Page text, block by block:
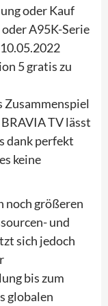
oder Kauf
A95K-Serie
5 gratis zu
Zusammenspiel
TV lässt
dank perfekt
keine
noch größeren
und
sich jedoch
bis zum
globalen